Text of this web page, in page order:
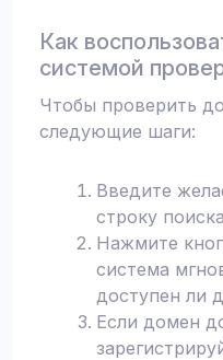
Как
системой
Чтобы проверить
следующие шаги:
Введите
строку
Нажмите
система
доступен ли
Если домен